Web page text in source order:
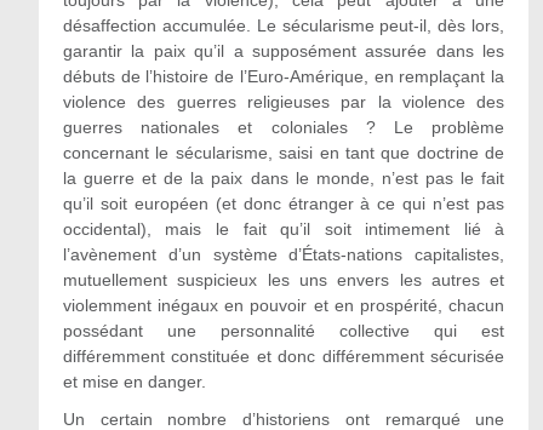
désaffection accumulée. Le sécularisme peut-il, dès lors,
garantir la paix qu’il a supposément assurée dans les
débuts de l’histoire de l’Euro-Amérique, en remplaçant la
violence des guerres religieuses par la violence des
guerres nationales et coloniales ? Le problème
concernant le sécularisme, saisi en tant que doctrine de
la guerre et de la paix dans le monde, n’est pas le fait
qu’il soit européen (et donc étranger à ce qui n’est pas
occidental), mais le fait qu’il soit intimement lié à
l’avènement d’un système d’États-nations capitalistes,
mutuellement suspicieux les uns envers les autres et
violemment inégaux en pouvoir et en prospérité, chacun
possédant une personnalité collective qui est
différemment constituée et donc différemment sécurisée
et mise en danger.
Un certain nombre d’historiens ont remarqué une